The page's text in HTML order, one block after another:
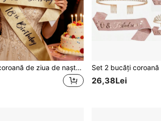
2 buc/set coroană de ziua de naștere pentru femei, potrivită pentru 13, 16, 18, 21, 30, 40, 50, 60, 70, 80 de ani, cadou decor petrecere de ziua de naștere
26,38Lei